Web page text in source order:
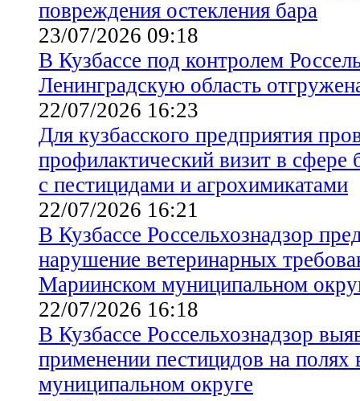
повреждения остекления бара
23/07/2026 09:18
В Кузбассе под контролем
Ленинградскую область
22/07/2026 16:23
Для кузбасского предприятия
профилактический визит в сфере
с пестицидами и агрохимикатами
22/07/2026 16:21
В Кузбассе Россельхознадзор
нарушение ветеринарных
Мариинском муниципальном
22/07/2026 16:18
В Кузбассе Россельхознадзор
применении пестицидов на полях
муниципальном округе